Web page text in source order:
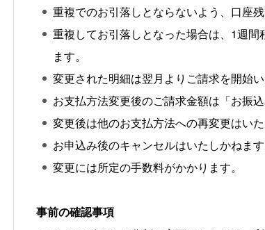
重複でのお引落しとならないよう、口座
重複してお引落しとなった場合は、1週
ます。
変更された明細は翌月よりご請求を開始い
お支払方法変更後のご請求金額は「お振
変更後は他のお支払方法への再変更はいた
お申込み後のキャンセルはいたしかねます
変更には所定の手数料がかかります。
事前の確認事項